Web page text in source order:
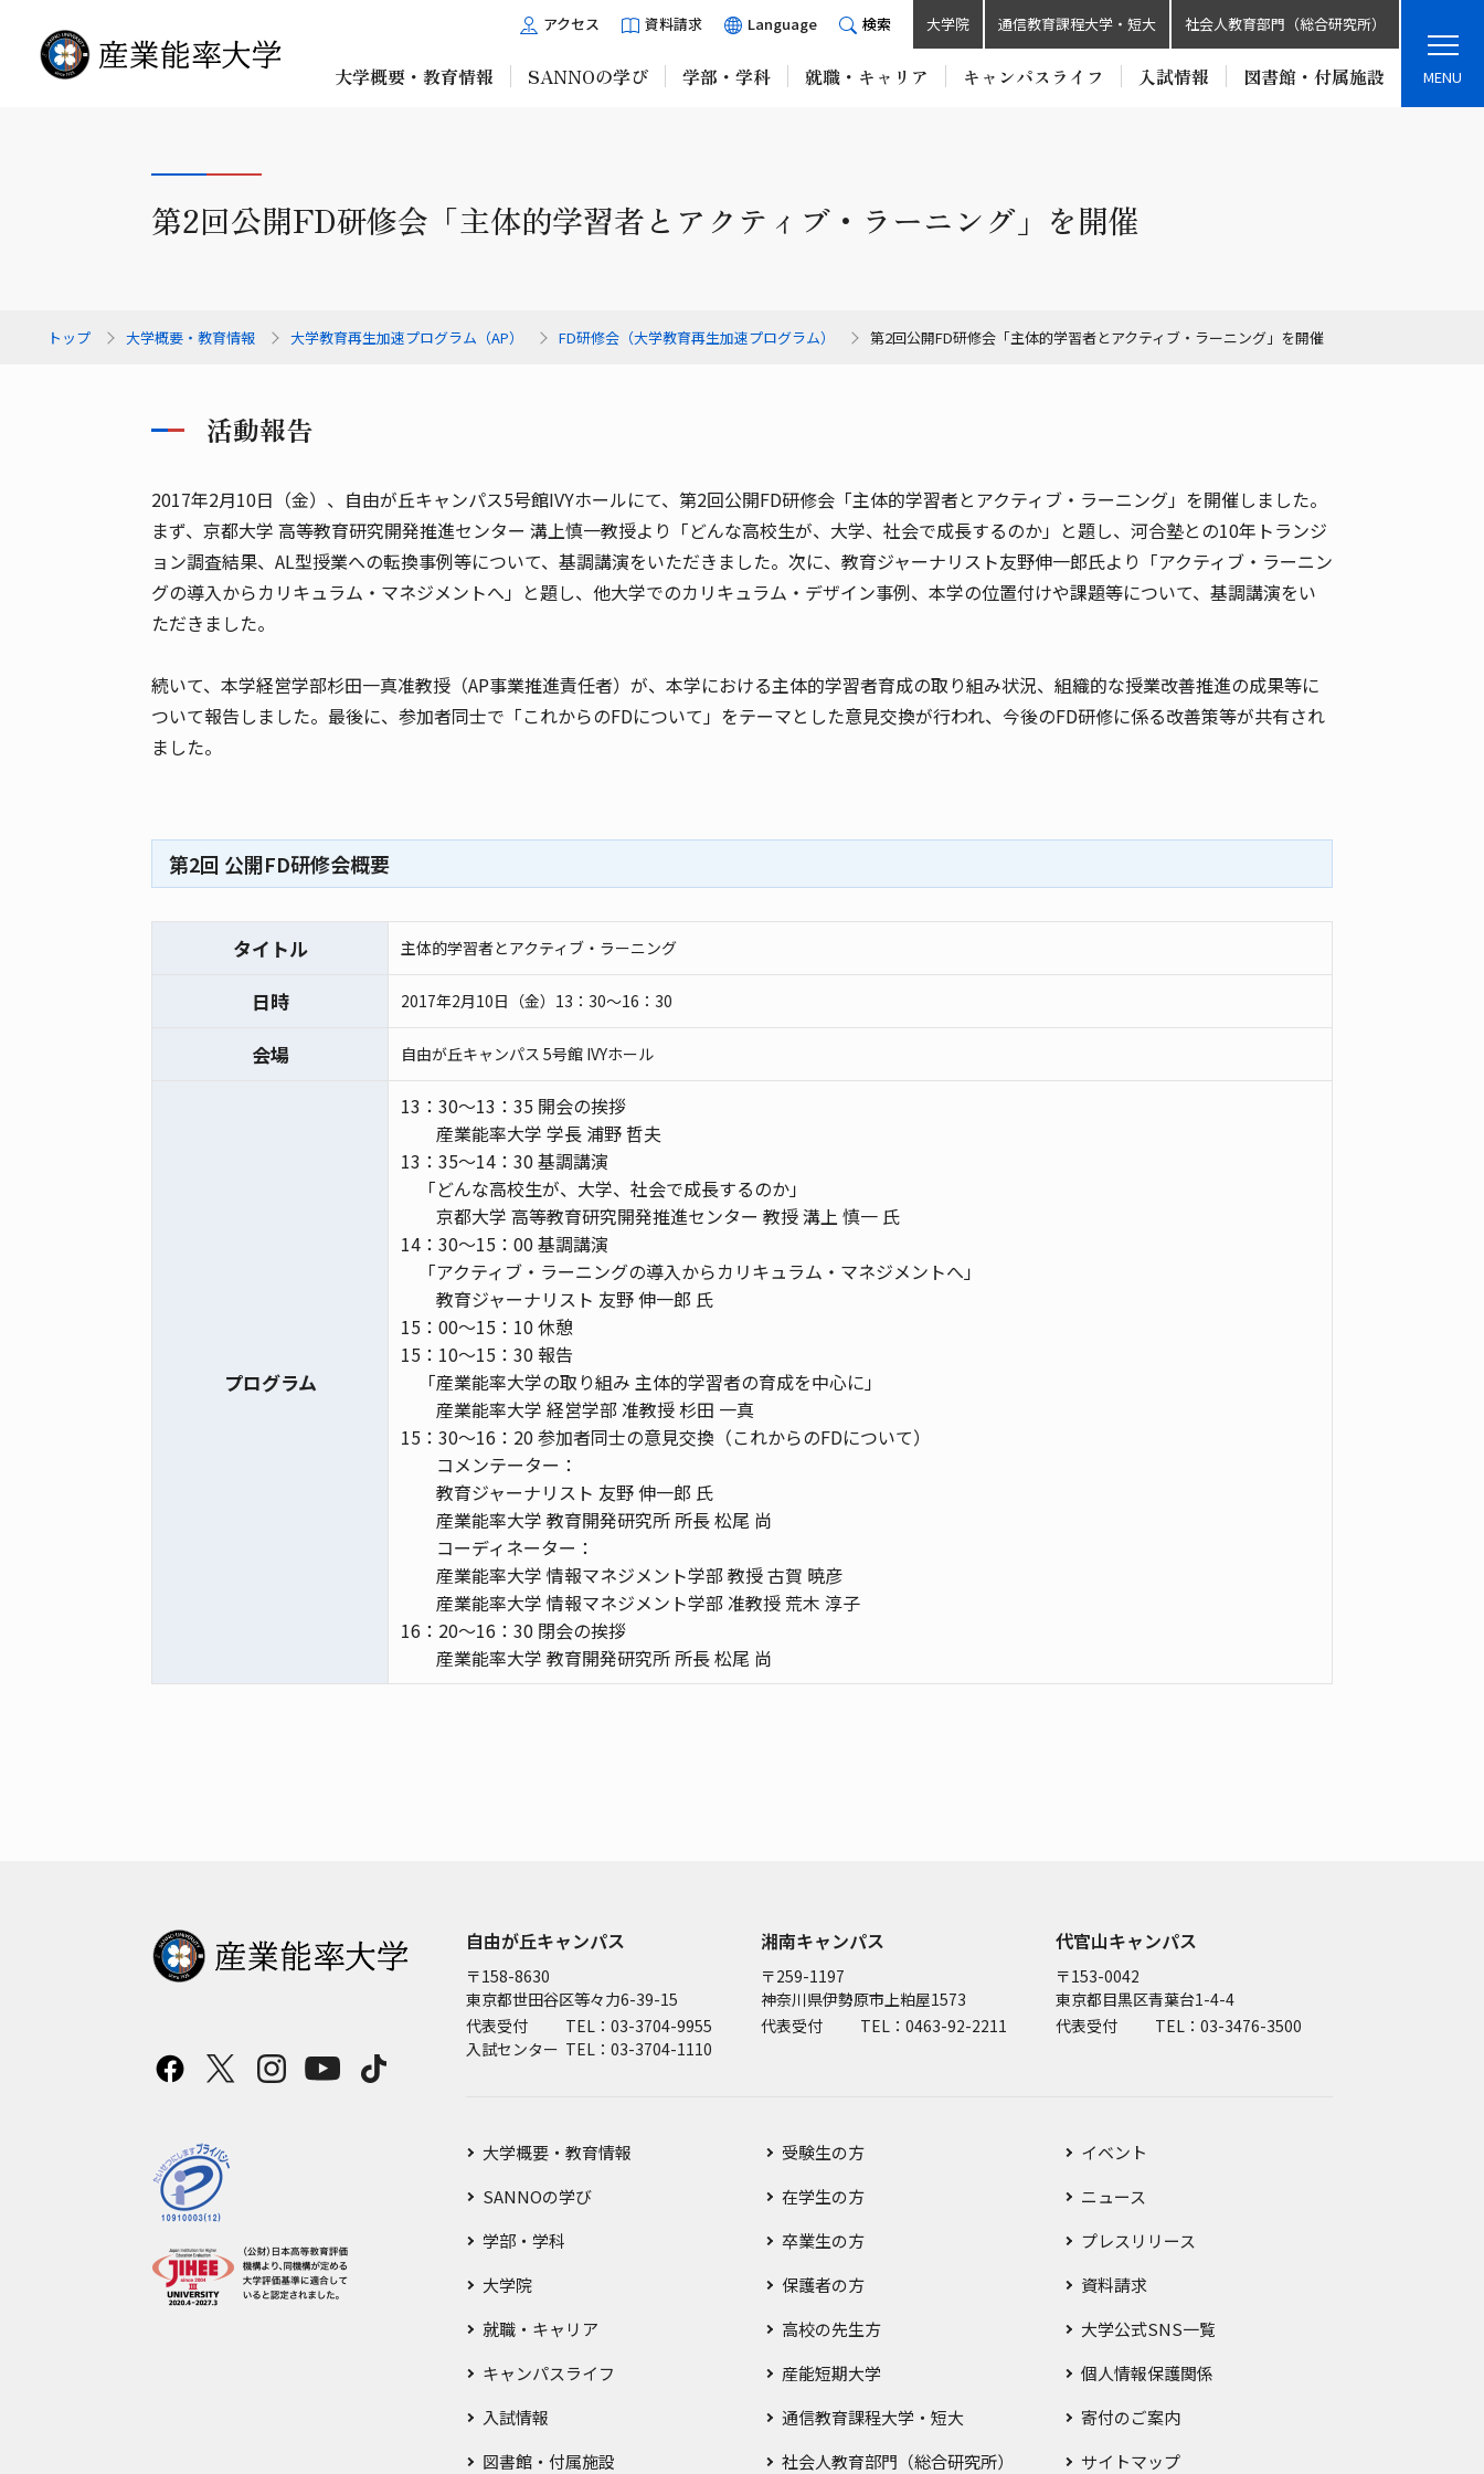
アクセス 資料請求 Language 検索 大学院 通信教育課程大学・短大 社会人教育部門（総合研究所）
大学概要・教育情報 SANNOの学び 学部・学科 就職・キャリア キャンパスライフ 入試情報 図書館・付属施設 MENU
第2回公開FD研修会「主体的学習者とアクティブ・ラーニング」を開催
トップ 大学概要・教育情報 大学教育再生加速プログラム（AP） FD研修会（大学教育再生加速プログラム） 第2回公開FD研修会「主体的学習者とアクティブ・ラーニング」を開催
活動報告
2017年2月10日（金）、自由が丘キャンパス5号館IVYホールにて、第2回公開FD研修会「主体的学習者とアクティブ・ラーニング」を開催しました。
まず、京都大学 高等教育研究開発推進センター 溝上慎一教授より「どんな高校生が、大学、社会で成長するのか」と題し、河合塾との10年トランジ
ョン調査結果、AL型授業への転換事例等について、基調講演をいただきました。次に、教育ジャーナリスト友野伸一郎氏より「アクティブ・ラーニン
グの導入からカリキュラム・マネジメントへ」と題し、他大学でのカリキュラム・デザイン事例、本学の位置付けや課題等について、基調講演をい
ただきました。
続いて、本学経営学部杉田一真准教授（AP事業推進責任者）が、本学における主体的学習者育成の取り組み状況、組織的な授業改善推進の成果等に
ついて報告しました。最後に、参加者同士で「これからのFDについて」をテーマとした意見交換が行われ、今後のFD研修に係る改善策等が共有され
ました。
第2回 公開FD研修会概要
タイトル 主体的学習者とアクティブ・ラーニング
日時 2017年2月10日（金）13：30～16：30
会場 自由が丘キャンパス 5号館 IVYホール
プログラム
13：30～13：35 開会の挨拶
産業能率大学 学長 浦野 哲夫
13：35～14：30 基調講演
「どんな高校生が、大学、社会で成長するのか」
京都大学 高等教育研究開発推進センター 教授 溝上 慎一 氏
14：30～15：00 基調講演
「アクティブ・ラーニングの導入からカリキュラム・マネジメントへ」
教育ジャーナリスト 友野 伸一郎 氏
15：00～15：10 休憩
15：10～15：30 報告
「産業能率大学の取り組み 主体的学習者の育成を中心に｣
産業能率大学 経営学部 准教授 杉田 一真
15：30～16：20 参加者同士の意見交換（これからのFDについて）
コメンテーター：
教育ジャーナリスト 友野 伸一郎 氏
産業能率大学 教育開発研究所 所長 松尾 尚
コーディネーター：
産業能率大学 情報マネジメント学部 教授 古賀 暁彦
産業能率大学 情報マネジメント学部 准教授 荒木 淳子
16：20～16：30 閉会の挨拶
産業能率大学 教育開発研究所 所長 松尾 尚
自由が丘キャンパス
〒158-8630
東京都世田谷区等々力6-39-15
代表受付
TEL：03-3704-9955
入試センター TEL：03-3704-1110
湘南キャンパス
〒259-1197
神奈川県伊勢原市上粕屋1573
代表受付
TEL：0463-92-2211
代官山キャンパス
〒153-0042
東京都目黒区青葉台1-4-4
代表受付
TEL：03-3476-3500
大学概要・教育情報
SANNOの学び
学部・学科
大学院
就職・キャリア
キャンパスライフ
入試情報
図書館・付属施設
受験生の方
在学生の方
卒業生の方
保護者の方
高校の先生方
産能短期大学
通信教育課程大学・短大
社会人教育部門（総合研究所）
イベント
ニュース
プレスリリース
資料請求
大学公式SNS一覧
個人情報保護関係
寄付のご案内
サイトマップ